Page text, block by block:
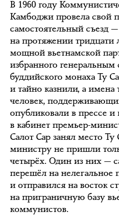
В 1960 году
Камбоджи провела свой
самостоятельный съезд
на протяжении тридцати
мощной вьетнамской
избранного
буддийского монаха Ту
и тайно казнили, а имена
человек,
опубликовали в прессе
в кабинет премьер-
Салот Сар занял место
министру не пришли
четырёх. Один из них —
перешёл на нелегальное
и отправился на восток
на приграничную базу
коммунистов.